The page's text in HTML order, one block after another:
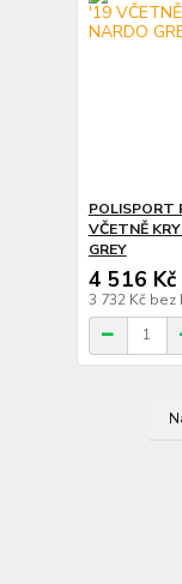
POLISPORT
VČETNĚ
GREY
4 516 Kč
3 732 Kč bez